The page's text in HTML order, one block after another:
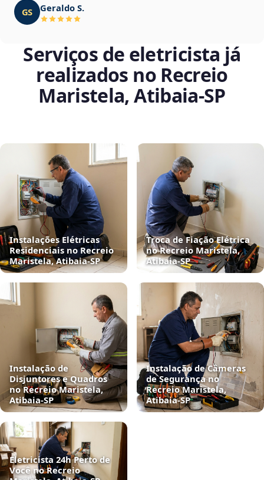
GS Geraldo S.
Serviços de eletricista já
realizados no Recreio
Maristela, Atibaia‑SP
Instalações Elétricas
Residenciais no Recreio
Maristela, Atibaia‑SP
Troca de Fiação Elétrica
no Recreio Maristela,
Atibaia‑SP
Instalação de
Disjuntores e Quadros
no Recreio Maristela,
Atibaia‑SP
Instalação de Câmeras
de Segurança no
Recreio Maristela,
Atibaia‑SP
Eletricista 24h Perto de
Você no Recreio